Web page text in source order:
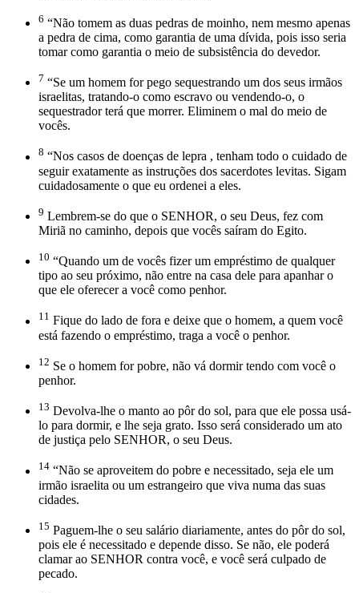
6 “Não tomem as duas pedras de moinho, nem mesmo apenas
a pedra de cima, como garantia de uma dívida, pois isso seria
tomar como garantia o meio de subsistência do devedor.
7 “Se um homem for pego sequestrando um dos seus irmãos
israelitas, tratando-o como escravo ou vendendo-o, o
sequestrador terá que morrer. Eliminem o mal do meio de
vocês.
8 “Nos casos de doenças de lepra , tenham todo o cuidado de
seguir exatamente as instruções dos sacerdotes levitas. Sigam
cuidadosamente o que eu ordenei a eles.
9 Lembrem-se do que o SENHOR, o seu Deus, fez com
Miriã no caminho, depois que vocês saíram do Egito.
10 “Quando um de vocês fizer um empréstimo de qualquer
tipo ao seu próximo, não entre na casa dele para apanhar o
que ele oferecer a você como penhor.
11 Fique do lado de fora e deixe que o homem, a quem você
está fazendo o empréstimo, traga a você o penhor.
12 Se o homem for pobre, não vá dormir tendo com você o
penhor.
13 Devolva-lhe o manto ao pôr do sol, para que ele possa usá-
lo para dormir, e lhe seja grato. Isso será considerado um ato
de justiça pelo SENHOR, o seu Deus.
14 “Não se aproveitem do pobre e necessitado, seja ele um
irmão israelita ou um estrangeiro que viva numa das suas
cidades.
15 Paguem-lhe o seu salário diariamente, antes do pôr do sol,
pois ele é necessitado e depende disso. Se não, ele poderá
clamar ao SENHOR contra você, e você será culpado de
pecado.